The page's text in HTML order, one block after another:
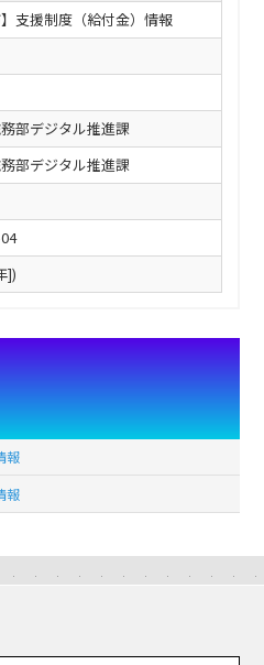
】支援制度（給付金）情報
部デジタル推進課
部デジタル推進課
])
報
報